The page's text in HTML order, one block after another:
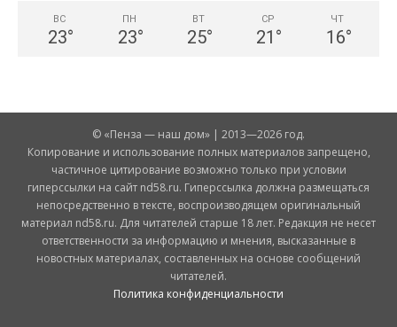
ВС
23°
ПН
23°
ВТ
25°
СР
21 °
ЧТ
16°
© «Пенза — наш дом» | 2013—2026 год.
Копирование и использование полных материалов запрещено,
частичное цитирование возможно только при условии
гиперссылки на сайт nd58.ru. Гиперссылка должна размещаться
непосредственно в тексте, воспроизводящем оригинальный
материал nd58.ru. Для читателей старше 18 лет. Редакция не несет
ответственности за информацию и мнения, высказанные в
новостных материалах, составленных на основе сообщений
читателей.
Политика конфиденциальности